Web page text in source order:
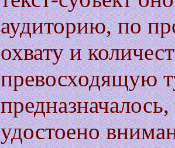
аудиторию, по
охвату и
превосходящую
удостоено